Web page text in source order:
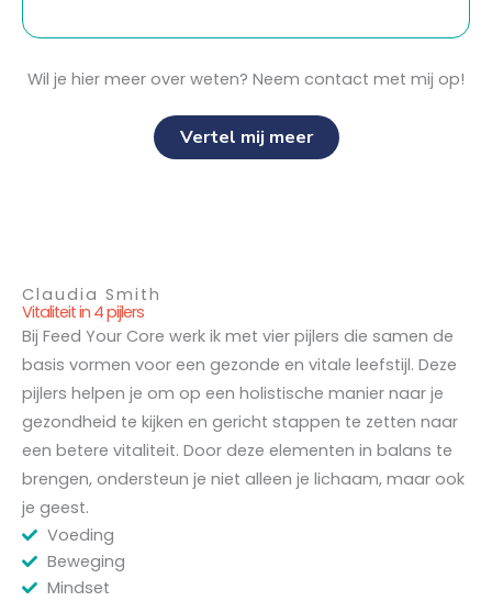
Wil je hier meer over weten? Neem contact met mij op!
Vertel mij meer
Claudia Smith
Vitaliteit in 4 pijlers
Bij Feed Your Core werk ik met vier pijlers die samen de
basis vormen voor een gezonde en vitale leefstijl. Deze
pijlers helpen je om op een holistische manier naar je
gezondheid te kijken en gericht stappen te zetten naar
een betere vitaliteit. Door deze elementen in balans te
brengen, ondersteun je niet alleen je lichaam, maar ook
je geest.
Voeding
Beweging
Mindset